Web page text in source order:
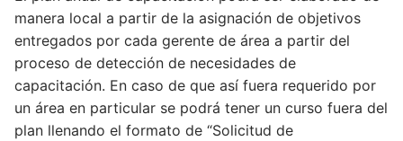
manera local a partir de la asignación de objetivos
entregados por cada gerente de área a partir del
proceso de detección de necesidades de
capacitación. En caso de que así fuera requerido por
un área en particular se podrá tener un curso fuera del
plan llenando el formato de “Solicitud de